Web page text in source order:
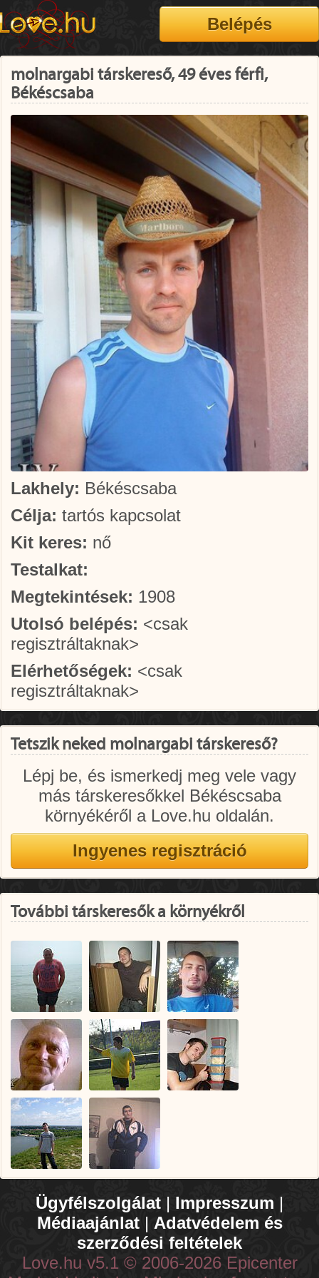
molnargabi társkereső, 49 éves férfi,
Békéscsaba
Lakhely: Békéscsaba
Célja: tartós kapcsolat
Kit keres: nő
Testalkat:
Megtekintések: 1908
Utolsó belépés: <csak
regisztráltaknak>
Elérhetőségek: <csak
regisztráltaknak>
Tetszik neked molnargabi társkereső?
Lépj be, és ismerkedj meg vele vagy
más társkeresőkkel Békéscsaba
környékéről a Love.hu oldalán.
További társkeresők a környékről
Ügyfélszolgálat | Impresszum |
Médiaajánlat| Adatvédelem és
szerződési feltételek
Love.hu v5.1 © 2006-2026 Epicenter